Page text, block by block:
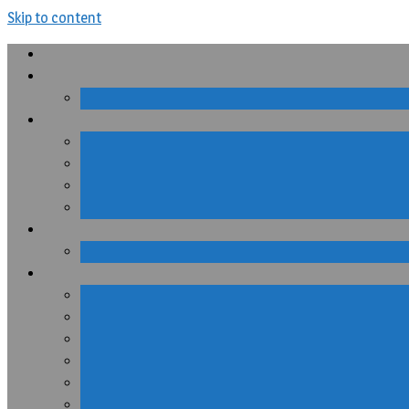
Skip to content